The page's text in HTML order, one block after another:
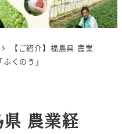
【ご紹介】福島県 農業
くのう」
県 農業経